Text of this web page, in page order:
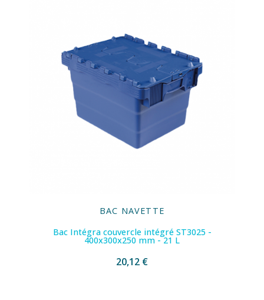
BAC NAVETTE
Bac Intégra couvercle intégré ST3025 -
400x300x250 mm - 21 L
20,12 €